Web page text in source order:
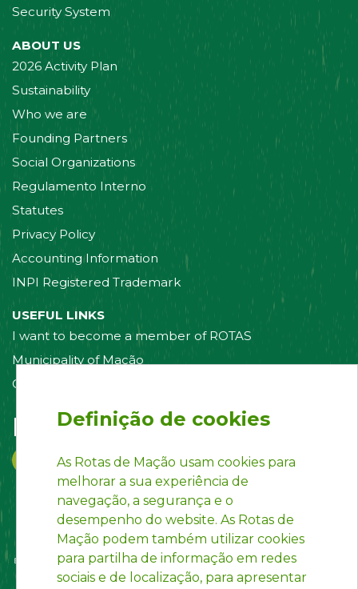
Security System
ABOUT US
2026 Activity Plan
Sustainability
Who we are
Founding Partners
Social Organizations
Regulamento Interno
Statutes
Privacy Policy
Accounting Information
INPI Registered Trademark
USEFUL LINKS
I want to become a member of ROTAS
Municipality of Mação
Contact us
Follow us on:
Definição de cookies
As Rotas de Mação usam cookies para
melhorar a sua experiência de
navegação, a segurança e o
desempenho do website. As Rotas de
Mação podem também utilizar cookies
para partilha de informação em redes
sociais e de localização, para apresentar